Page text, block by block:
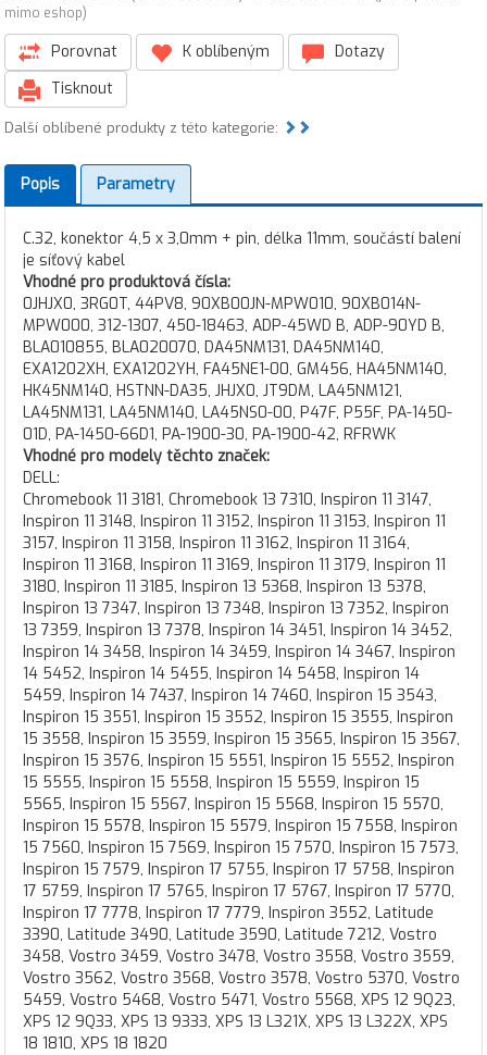
mimo eshop)
Porovnat K oblíbeným
Dotazy
Tisknout
Další oblíbené produkty z této kategorie:
Popis Parametry
C.32, konektor 4,5 x 3,0mm + pin, délka 11mm, součástí balení
je síťový kabel
Vhodné pro produktová čísla:
0JHJX0, 3RG0T, 44PV8, 90XB00JN-MPW010, 90XB014N-
MPW000, 312-1307, 450-18463, ADP-45WD B, ADP-90YD B,
BLA010855, BLA020070, DA45NM131, DA45NM140,
EXA1202XH, EXA1202YH, FA45NE1-00, GM456, HA45NM140,
HK45NM140, HSTNN-DA35, JHJX0, JT9DM, LA45NM121,
LA45NM131, LA45NM140, LA45NS0-00, P47F, P55F, PA-1450-
01D, PA-1450-66D1, PA-1900-30, PA-1900-42, RFRWK
Vhodné pro modely těchto značek:
DELL:
Chromebook 11 3181, Chromebook 13 7310, Inspiron 11 3147,
Inspiron 11 3148, Inspiron 11 3152, Inspiron 11 3153, Inspiron 11
3157, Inspiron 11 3158, Inspiron 11 3162, Inspiron 11 3164,
Inspiron 11 3168, Inspiron 11 3169, Inspiron 11 3179, Inspiron 11
3180, Inspiron 11 3185, Inspiron 13 5368, Inspiron 13 5378,
Inspiron 13 7347, Inspiron 13 7348, Inspiron 13 7352, Inspiron
13 7359, Inspiron 13 7378, Inspiron 14 3451, Inspiron 14 3452,
Inspiron 14 3458, Inspiron 14 3459, Inspiron 14 3467, Inspiron
14 5452, Inspiron 14 5455, Inspiron 14 5458, Inspiron 14
5459, Inspiron 14 7437, Inspiron 14 7460, Inspiron 15 3543,
Inspiron 15 3551, Inspiron 15 3552, Inspiron 15 3555, Inspiron
15 3558, Inspiron 15 3559, Inspiron 15 3565, Inspiron 15 3567,
Inspiron 15 3576, Inspiron 15 5551, Inspiron 15 5552, Inspiron
15 5555, Inspiron 15 5558, Inspiron 15 5559, Inspiron 15
5565, Inspiron 15 5567, Inspiron 15 5568, Inspiron 15 5570,
Inspiron 15 5578, Inspiron 15 5579, Inspiron 15 7558, Inspiron
15 7560, Inspiron 15 7569, Inspiron 15 7570, Inspiron 15 7573,
Inspiron 15 7579, Inspiron 17 5755, Inspiron 17 5758, Inspiron
17 5759, Inspiron 17 5765, Inspiron 17 5767, Inspiron 17 5770,
Inspiron 17 7778, Inspiron 17 7779, Inspiron 3552, Latitude
3390, Latitude 3490, Latitude 3590, Latitude 7212, Vostro
3458, Vostro 3459, Vostro 3478, Vostro 3558, Vostro 3559,
Vostro 3562, Vostro 3568, Vostro 3578, Vostro 5370, Vostro
5459, Vostro 5468, Vostro 5471, Vostro 5568, XPS 12 9Q23,
XPS 12 9Q33, XPS 13 9333, XPS 13 L321X, XPS 13 L322X, XPS
18 1810, XPS 18 1820